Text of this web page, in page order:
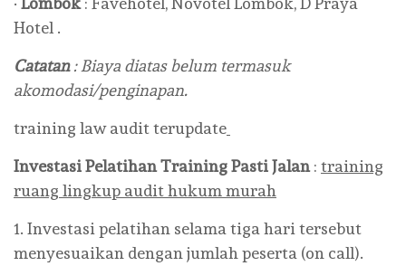
Hotel .
Catatan: Biaya diatas belum termasuk
akomodasi/penginapan.
training law audit terupdate
Investasi PelatihanTrainingPasti Jalan: training
ruang lingkup audit hukum murah
1. Investasi pelatihan selama tiga hari tersebut
menyesuaikan dengan jumlah peserta (on call).